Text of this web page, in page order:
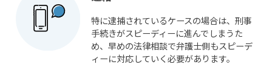
特に逮捕されているケースの場合は、刑事
手続きがスピーディーに進んでしまうた
め、早めの法律相談で弁護士側もスピーデ
ィーに対応していく必要があります。